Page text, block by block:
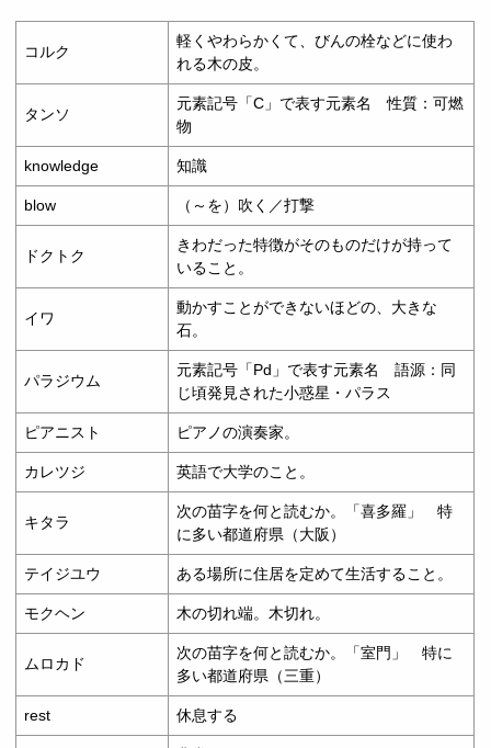
コルク
軽くやわらかくて、びんの栓などに使わ
れる木の皮。
タンソ
元素記号「C」で表す元素名 性質：可燃
物
knowledge 知識
blow （～を）吹く／打撃
ドクトク
きわだった特徴がそのものだけが持って
いること。
イワ
動かすことができないほどの、大きな
石。
パラジウム
元素記号「Pd」で表す元素名 語源：同
じ頃発見された小惑星・パラス
ピアニスト ピアノの演奏家。
カレツジ 英語で大学のこと。
キタラ
次の苗字を何と読むか。「喜多羅」 特
に多い都道府県（大阪）
テイジユウ ある場所に住居を定めて生活すること。
モクヘン 木の切れ端。木切れ。
ムロカド
次の苗字を何と読むか。「室門」 特に
多い都道府県（三重）
rest 休息する